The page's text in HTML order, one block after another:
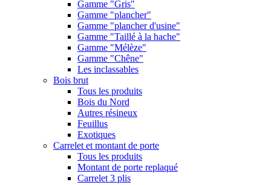
Gamme "Gris"
Gamme "plancher"
Gamme "plancher d'usine"
Gamme "Taillé à la hache"
Gamme "Mélèze"
Gamme "Chêne"
Les inclassables
Bois brut
Tous les produits
Bois du Nord
Autres résineux
Feuillus
Exotiques
Carrelet et montant de porte
Tous les produits
Montant de porte replaqué
Carrelet 3 plis